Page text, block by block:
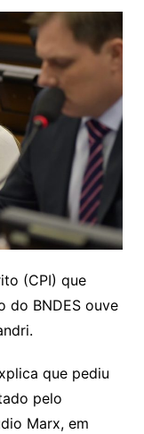
(CPI) que
do BNDES ouve
que pediu
pelo
Marx, em